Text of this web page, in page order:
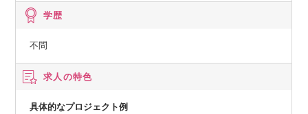
学歴
不問
求人の特色
具体的なプロジェクト例